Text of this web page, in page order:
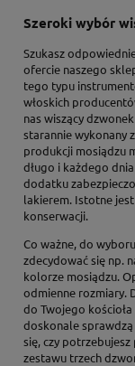
Szeroki wybór
Szukasz
ofercie naszego
tego typu
włoskich
nas wiszący
starannie wykonany
produkcji mosiądzu
długo i każdego
dodatku
lakierem. Istotne
konserwacji.
Co ważne, do
zdecydować się np.
kolorze mosiądzu.
odmienne rozmiary.
do Twojego
doskonale
się, czy
zestawu trzech